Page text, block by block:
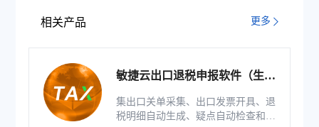
相关产品 更多
敏捷云出口退税申报软件（生产
集出口关单采集、出口发票开具、退
税明细自动生成、疑点自动检查和调